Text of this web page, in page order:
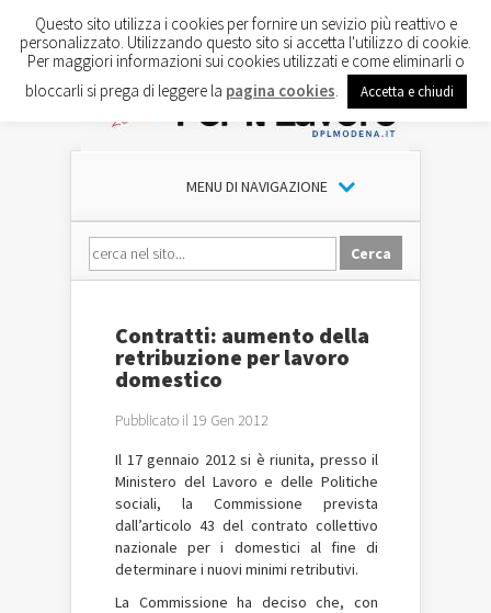
MENU DI NAVIGAZIONE
Contratti: aumento della
retribuzione per lavoro
domestico
Pubblicato il 19 Gen 2012
Il 17 gennaio 2012 si è riunita, presso il
Ministero del Lavoro e delle Politiche
sociali, la Commissione prevista
dall’articolo 43 del contrato collettivo
nazionale per i domestici al fine di
determinare i nuovi minimi retributivi.
La Commissione ha deciso che, con
Questo sito utilizza i cookies per fornire un sevizio più reattivo e
personalizzato. Utilizzando questo sito si accetta l'utilizzo di cookie.
Per maggiori informazioni sui cookies utilizzati e come eliminarli o
bloccarli si prega di leggere la pagina cookies Accetta e chiudi